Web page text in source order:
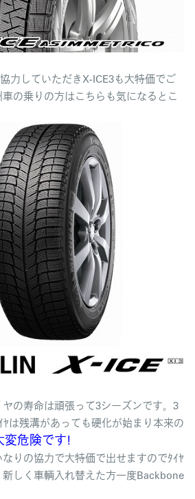
力していただきX-ICE3も大特価でご
の乗りの方はこちらも気になるとこ
ヤの寿命は頑張って3シーズンです。3
は残溝があっても硬化が始まり本来の
変危険です!
りの協力で大特価で出せますのでﾀｲﾔ
しく車輌入れ替えた方一度Backbone